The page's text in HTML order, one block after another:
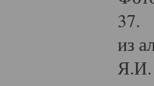
37.
из
Я.И.